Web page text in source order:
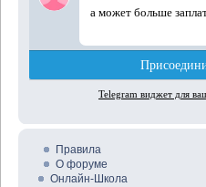
Правила
О форуме
Онлайн-Школа